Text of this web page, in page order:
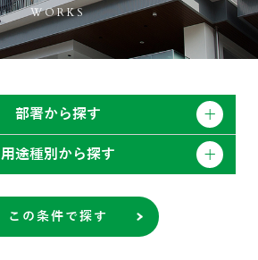
WORKS
部署から探す
用途種別から探す